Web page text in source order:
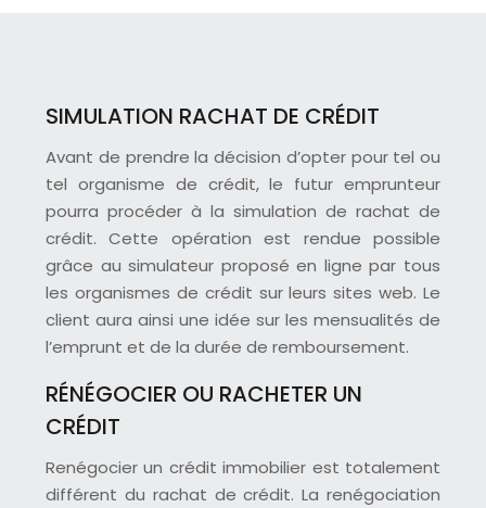
SIMULATION RACHAT DE CRÉDIT
Avant de prendre la décision d’opter pour tel ou
tel organisme de crédit, le futur emprunteur
pourra procéder à la simulation de rachat de
crédit. Cette opération est rendue possible
grâce au simulateur proposé en ligne par tous
les organismes de crédit sur leurs sites web. Le
client aura ainsi une idée sur les mensualités de
l’emprunt et de la durée de remboursement.
RÉNÉGOCIER OU RACHETER UN
CRÉDIT
Renégocier un crédit immobilier est totalement
différent du rachat de crédit. La renégociation